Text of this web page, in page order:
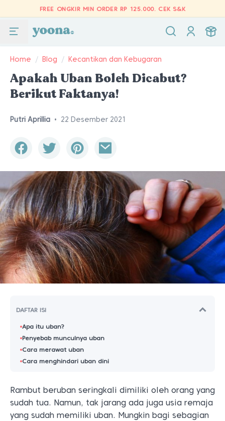
FREE ONGKIR MIN ORDER RP 125.000. CEK S&K
Home / Blog / Kecantikan dan Kebugaran
Apakah Uban Boleh Dicabut?
Berikut Faktanya!
Putri Aprillia • 22 Desember 2021
DAFTAR ISI
Apa itu uban?
Penyebab munculnya uban
Cara merawat uban
Cara menghindari uban dini
Rambut beruban seringkali dimiliki oleh orang yang
sudah tua. Namun, tak jarang ada juga usia remaja
yang sudah memiliki uban. Mungkin bagi sebagian